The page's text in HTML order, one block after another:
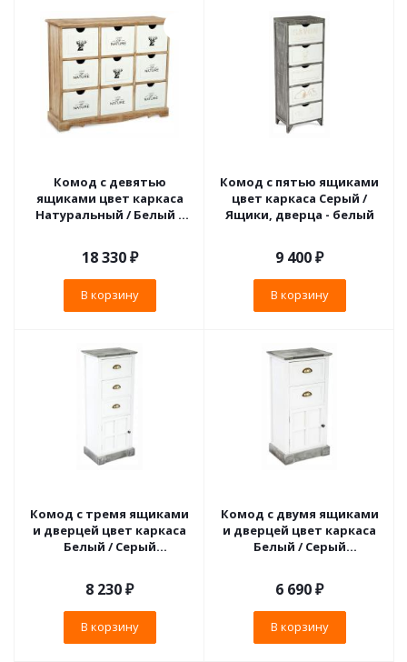
Комод с девятью
ящиками цвет каркаса
Натуральный / Белый с
18 330₽
В корзину
Комод с пятью ящиками
цвет каркаса Серый /
Ящики, дверца - белый
9 400₽
В корзину
Комод с тремя ящиками
и дверцей цвет каркаса
Белый / Серый
8 230₽
В корзину
Комод с двумя ящиками
и дверцей цвет каркаса
Белый / Серый
6 690₽
В корзину